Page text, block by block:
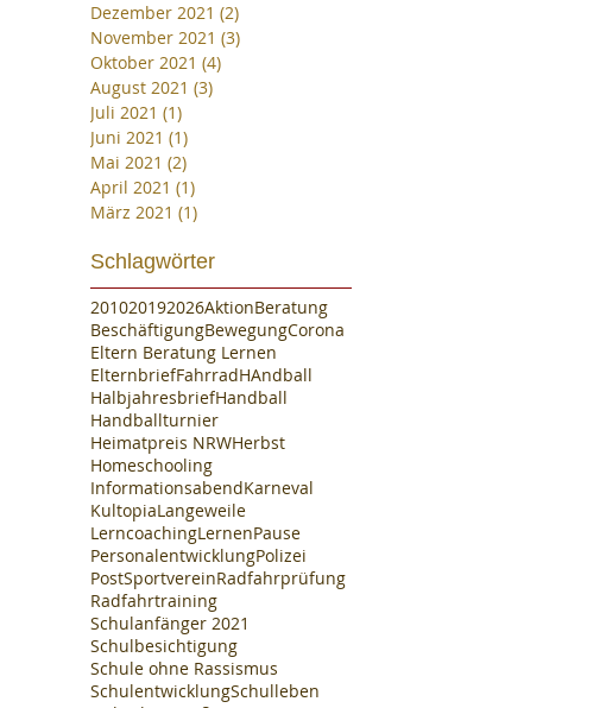
Dezember 2021 (2)
November 2021 (3)
Oktober 2021 (4)
August 2021 (3)
Juli 2021 (1)
Juni 2021 (1)
Mai 2021 (2)
April 2021 (1)
März 2021 (1)
Schlagwörter
201020192026AktionBeratung
BeschäftigungBewegungCorona
Eltern Beratung Lernen
ElternbriefFahrradHAndball
HalbjahresbriefHandball
Handballturnier
Heimatpreis NRWHerbst
Homeschooling
InformationsabendKarneval
KultopiaLangeweile
LerncoachingLernenPause
PersonalentwicklungPolizei
PostSportvereinRadfahrprüfung
Radfahrtraining
Schulanfänger 2021
Schulbesichtigung
Schule ohne Rassismus
SchulentwicklungSchulleben